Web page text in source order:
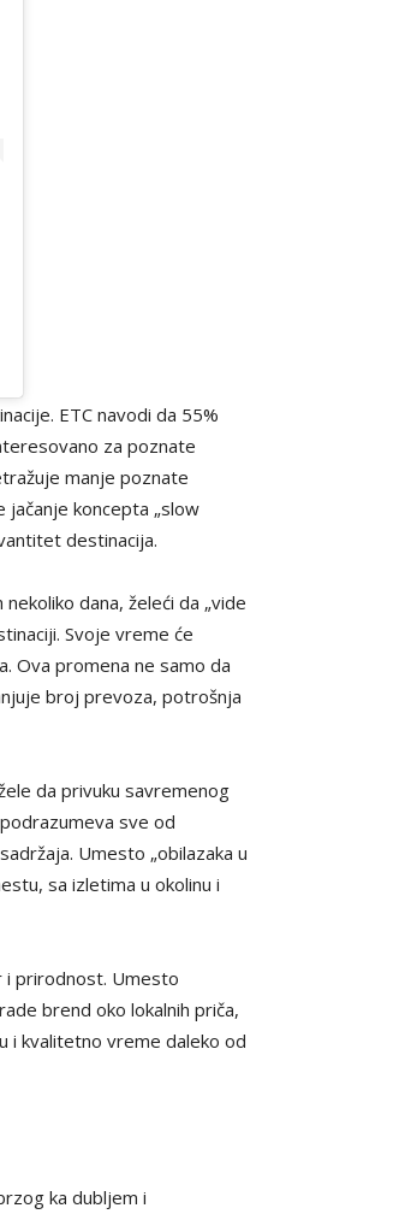
ETC navodi da 55%
za poznate
manje poznate
jačanje koncepta „slow
destinacija.
dana, želeći da „vide
Svoje vreme će
Ova promena ne samo da
broj prevoza, potrošnja
da privuku savremenog
sve od
Umesto „obilazaka u
sa izletima u okolinu i
i prirodnost. Umesto
brend oko lokalnih priča,
i kvalitetno vreme daleko od
ka dubljem i